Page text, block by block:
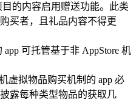
的内容启用赠送功能。此类
买者，且礼品内容不得更
app 可托管基于非 AppStore 机
虚拟物品购买机制的 app 必
露每种类型物品的获取几